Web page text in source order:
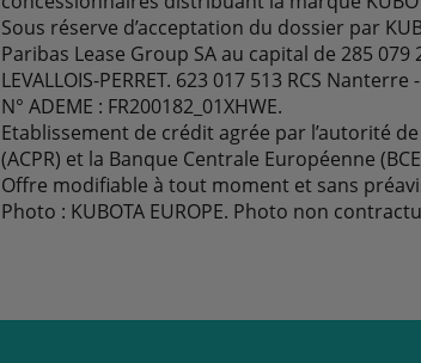
Sous réserve d’acceptation du dossier par
Paribas Lease Group SA au capital de 285
LEVALLOIS-PERRET. 623 017 513 RCS
N° ADEME : FR200182_01XHWE.
Etablissement de crédit agrée par l’autorité
(ACPR) et la Banque Centrale Européenne
Offre modifiable à tout moment et sans
Photo : KUBOTA EUROPE. Photo non